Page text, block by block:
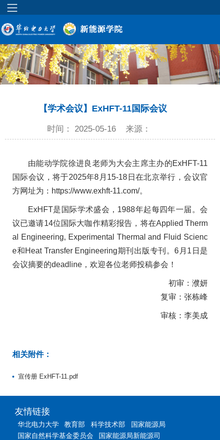
【学术会议】ExHFT-11国际会议
时间： 2025-05-16 来源：
由能动学院徐进良老师为大会主席主办的ExHFT-11
国际会议，将于2025年8月15-18日在北京举行，会议官
方网址为：https://www.exhft-11.com/。
ExHFT是国际学术盛会，1988年起每四年一届。会
议已邀请14位国际大咖作精彩报告，将在Applied Therm
al Engineering, Experimental Thermal and Fluid Scienc
e和Heat Transfer Engineering期刊出版专刊。6月1日是
会议摘要的deadline，欢迎各位老师投稿参会！
初审：濮妍
复审：张栋峰
审核：李美成
相关附件：
宣传册 ExHFT-11.pdf
友情链接
华北电力大学 教育部 科学技术部
国家能源局
国家自然科学基金委员会
国家能源局新能源司